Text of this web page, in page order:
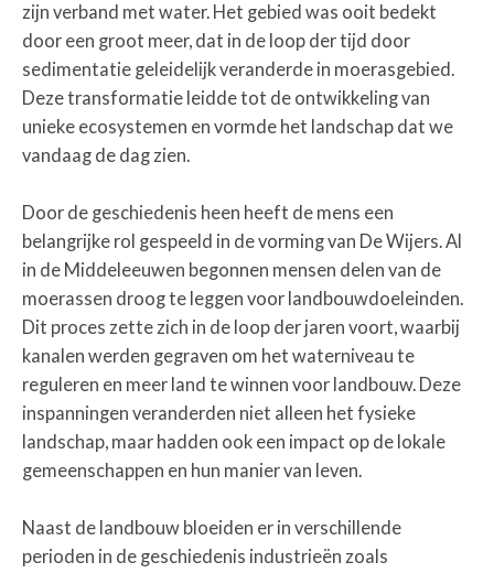
zijn verband met water. Het gebied was ooit bedekt
door een groot meer, dat in de loop der tijd door
sedimentatie geleidelijk veranderde in moerasgebied.
Deze transformatie leidde tot de ontwikkeling van
unieke ecosystemen en vormde het landschap dat we
vandaag de dag zien.
Door de geschiedenis heen heeft de mens een
belangrijke rol gespeeld in de vorming van De Wijers. Al
in de Middeleeuwen begonnen mensen delen van de
moerassen droog te leggen voor landbouwdoeleinden.
Dit proces zette zich in de loop der jaren voort, waarbij
kanalen werden gegraven om het waterniveau te
reguleren en meer land te winnen voor landbouw. Deze
inspanningen veranderden niet alleen het fysieke
landschap, maar hadden ook een impact op de lokale
gemeenschappen en hun manier van leven.
Naast de landbouw bloeiden er in verschillende
perioden in de geschiedenis industrieën zoals